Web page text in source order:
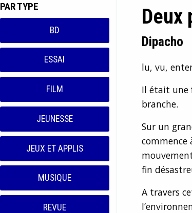
PAR TYPE
BD
ESSAI
FILM
JEUNESSE
JEUX ET APPLIS
MUSIQUE
REVUE
Deux
Dipacho
lu, vu,
Il était une
branche.
Sur un
commence
fin
A travers